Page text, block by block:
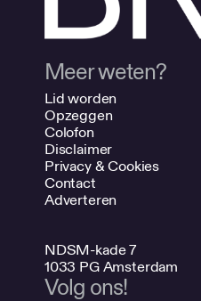
Meer weten?
Lid worden
Opzeggen
Colofon
Disclaimer
Privacy & Cookies
Contact
Adverteren
NDSM-kade 7
1033 PG Amsterdam
Volg ons!